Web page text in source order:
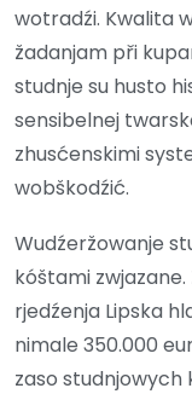
wotradźi. Kwalita
žadanjam při
studnje su husto
sensibelnej
zhusćenskimi
wobškodźić.
Wudźeržowanje
kóštami
rjedźenja Lipska
nimale 350.000
zaso